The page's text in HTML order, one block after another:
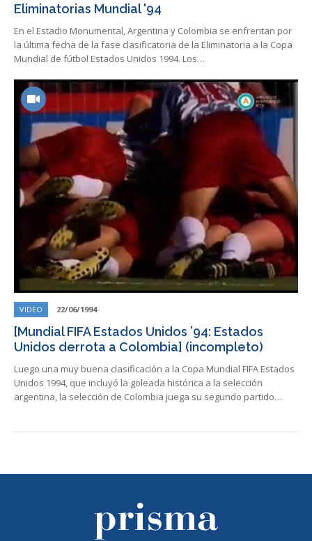
Eliminatorias Mundial '94
En el Estadio Monumental, Argentina y Colombia se enfrentan por
la última fecha de la fase clasificatoria de la Eliminatoria a la Copa
Mundial de fútbol Estados Unidos 1994. Los…
VIDEO 22/06/1994
[Mundial FIFA Estados Unidos ’94: Estados
Unidos derrota a Colombia] (incompleto)
Luego una muy buena clasificación a la Copa Mundial FIFA Estados
Unidos 1994, que incluyó la goleada histórica a la selección
argentina, la selección de Colombia juega su segundo partido…